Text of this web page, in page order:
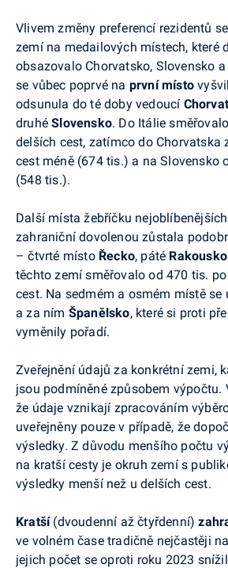
Vlivem změny preferencí rezidentů
zemí na medailových místech, které
obsazovalo Chorvatsko, Slovensko
se vůbec poprvé na první místo
odsunula do té doby vedoucí
druhéSlovensko. Do Itálie
delších cest, zatímco do Chorvatska
cest méně (674 tis.) a na Slovensko
(548 tis.).
Další místa žebříčku
zahraniční dovolenou zůstala
– čtvrté místo Řecko, páté Rakousko
těchto zemí směřovalo od 470 tis.
cest. Na sedmém a osmém místě
a za ním Španělsko, které si proti
vyměnily pořadí.
Zveřejnění údajů za konkrétní zemi,
jsou podmíněné způsobem výpočtu.
že údaje vznikají zpracováním
uveřejněny pouze v případě, že
výsledky.Z důvodu menšího počtu
na kratší cesty je okruh zemí s
výsledky menší než u delších cest.
Kratší(dvoudenní až čtyřdenní)
ve volném čase tradičně nejčastěji na
jejich počet se oproti roku 2023